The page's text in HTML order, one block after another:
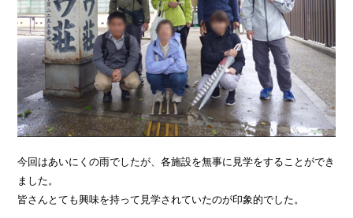
今回はあいにくの雨でしたが、各施設を無事に見学をすることができ
ました。
皆さんとても興味を持って見学されていたのが印象的でした。